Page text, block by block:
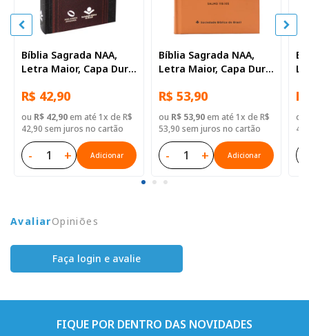
Bíblia Sagrada NAA,
Letra Maior, Capa Dura
R$ 42,90
ou R$ 42,90em até 1x de R$
42,90 sem juros no cartão
- + Adicionar
Bíblia Sagrada NAA,
Letra Maior, Capa Dura
R$ 53,90
ou R$ 53,90em até 1x de R$
53,90 sem juros no cartão
- + Adicionar
ou
AvaliarOpiniões
Faça login e avalie
FIQUE POR DENTRO DAS NOVIDADES